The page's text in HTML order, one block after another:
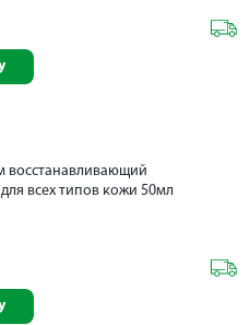
восстанавливающий
всех типов кожи 50мл